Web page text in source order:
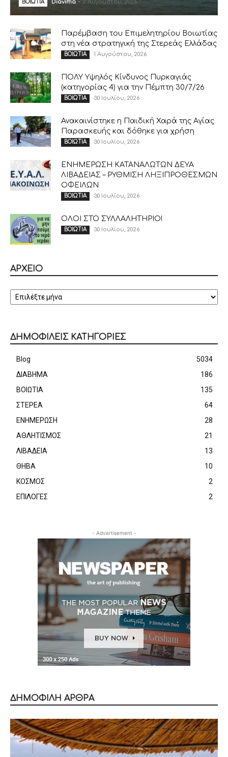
ΒΟΙΩΤΙΑ Diavima - 2 Αυγούστου, 2026
Παρέμβαση του Επιμελητηρίου Βοιωτίας
στη νέα στρατηγική της Στερεάς Ελλάδας
ΒΟΙΩΤΙΑ 1 Αυγούστου, 2026
ΠΟΛΥ Υψηλός Κίνδυνος Πυρκαγιάς
(κατηγορίας 4) για την Πέμπτη 30/7/26
ΒΟΙΩΤΙΑ 30 Ιουλίου, 2026
Ανακαινίστηκε η Παιδική Χαρά της Αγίας
Παρασκευής και δόθηκε για χρήση
ΒΟΙΩΤΙΑ 30 Ιουλίου, 2026
ΕΝΗΜΕΡΩΣΗ ΚΑΤΑΝΑΛΩΤΩΝ ΔΕΥΑ
ΛΙΒΑΔΕΙΑΣ – ΡΥΘΜΙΣΗ ΛΗΞΙΠΡΟΘΕΣΜΩΝ
ΟΦΕΙΛΩΝ
ΒΟΙΩΤΙΑ 30 Ιουλίου, 2026
ΟΛΟΙ ΣΤΟ ΣΥΛΛΑΛΗΤΗΡΙΟ!
ΒΟΙΩΤΙΑ 30 Ιουλίου, 2026
ΑΡΧΕΙΟ
ΑΡΧΕΙΟ
ΔΗΜΟΦΙΛΕΙΣ ΚΑΤΗΓΟΡΙΕΣ
Blog
5034
ΔΙΑΒΗΜΑ
186
ΒΟΙΩΤΙΑ
135
ΣΤΕΡΕΑ
64
ΕΝΗΜΕΡΩΣΗ
28
ΑΘΛΗΤΙΣΜΟΣ
21
ΛΙΒΑΔΕΙΑ
13
ΘΗΒΑ
10
ΚΟΣΜΟΣ
2
ΕΠΙΛΟΓΕΣ
2
- Advertisement -
ΔΗΜΟΦΙΛΗ ΑΡΘΡΑ